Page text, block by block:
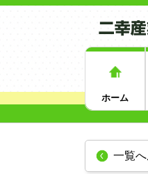
ホーム
一覧へ